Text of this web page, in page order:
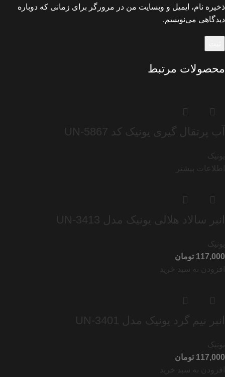
ذخیره نام، ایمیل و وبسایت من در مرورگر برای زمانی که دوباره
دیدگاهی می‌نویسم.
محصولات مرتبط
آب پرتقال گیری یونیک کد UN-5867
یونیک
اطلاعات بیشتر
انبر سالاد هلالی یونیک مدل UN-3413
یونیک
تومان
افزودن به سبد خرید
انبر نیم گرد یونیک مدل UN-3401
یونیک
تومان
افزودن به سبد خرید